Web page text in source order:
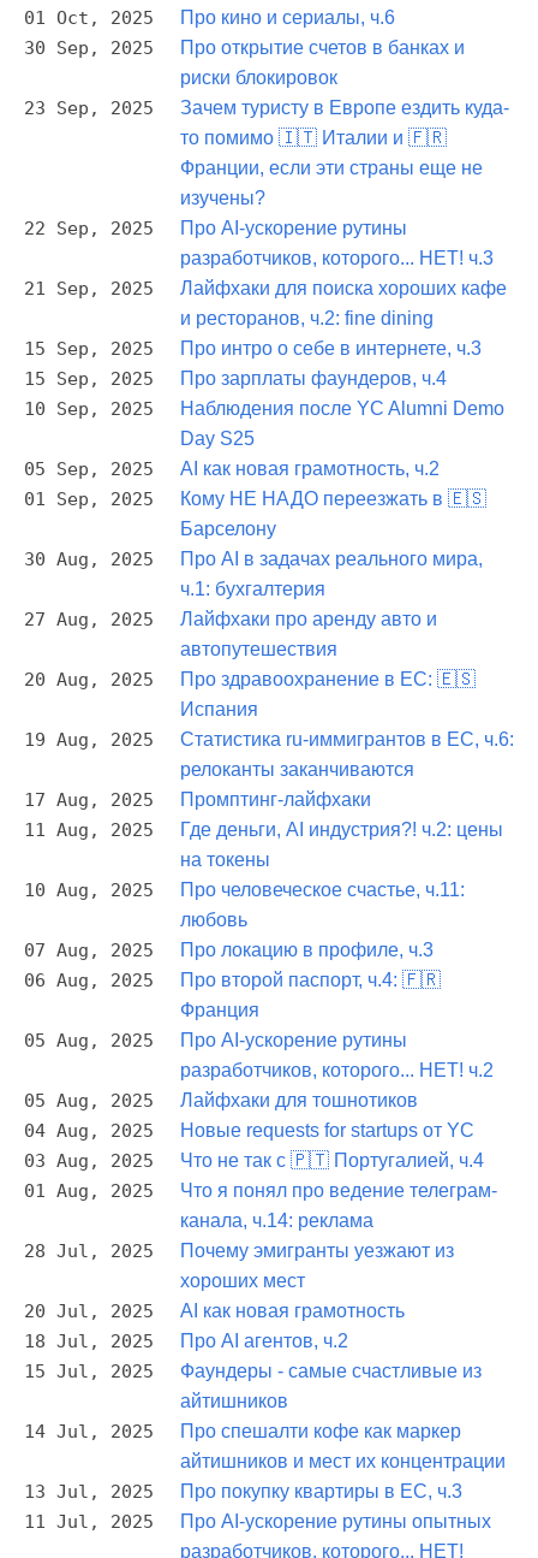
01 Oct, 2025 Про кино и сериалы, ч.6
30 Sep, 2025
Про открытие счетов в банках и
риски блокировок
23 Sep, 2025
Зачем туристу в Европе ездить куда-
то помимо 🇮🇹 Италии и 🇫🇷
Франции, если эти страны еще не
изучены?
22 Sep, 2025
Про AI-ускорение рутины
разработчиков, которого... НЕТ! ч.3
21 Sep, 2025
Лайфхаки для поиска хороших кафе
и ресторанов, ч.2: fine dining
15 Sep, 2025 Про интро о себе в интернете, ч.3
15 Sep, 2025 Про зарплаты фаундеров, ч.4
10 Sep, 2025
Наблюдения после YC Alumni Demo
Day S25
05 Sep, 2025 AI как новая грамотность, ч.2
01 Sep, 2025
Кому НЕ НАДО переезжать в 🇪🇸
Барселону
30 Aug, 2025
Про AI в задачах реального мира,
ч.1: бухгалтерия
27 Aug, 2025
Лайфхаки про аренду авто и
автопутешествия
20 Aug, 2025
Про здравоохранение в ЕС: 🇪🇸
Испания
19 Aug, 2025
Статистика ru-иммигрантов в ЕС, ч.6:
релоканты заканчиваются
17 Aug, 2025 Промптинг-лайфхаки
11 Aug, 2025
Где деньги, AI индустрия?! ч.2: цены
на токены
10 Aug, 2025
Про человеческое счастье, ч.11:
любовь
07 Aug, 2025 Про локацию в профиле, ч.3
06 Aug, 2025
Про второй паспорт, ч.4: 🇫🇷
Франция
05 Aug, 2025
Про AI-ускорение рутины
разработчиков, которого... НЕТ! ч.2
05 Aug, 2025 Лайфхаки для тошнотиков
04 Aug, 2025 Новые requests for startups от YC
03 Aug, 2025 Что не так с 🇵🇹 Португалией, ч.4
01 Aug, 2025
Что я понял про ведение телеграм-
канала, ч.14: реклама
28 Jul, 2025
Почему эмигранты уезжают из
хороших мест
20 Jul, 2025 AI как новая грамотность
18 Jul, 2025 Про AI агентов, ч.2
15 Jul, 2025
Фаундеры - самые счастливые из
айтишников
14 Jul, 2025
Про спешалти кофе как маркер
айтишников и мест их концентрации
13 Jul, 2025 Про покупку квартиры в ЕС, ч.3
11 Jul, 2025
Про AI-ускорение рутины опытных
разработчиков, которого... НЕТ!